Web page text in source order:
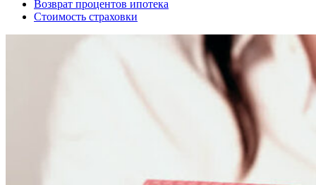
Возврат процентов ипотека
Стоимость страховки